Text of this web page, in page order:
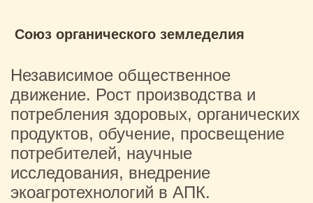
Союз органического земледелия
Независимое общественное
движение. Рост производства и
потребления здоровых, органических
продуктов, обучение, просвещение
потребителей, научные
исследования, внедрение
экоагротехнологий в АПК.